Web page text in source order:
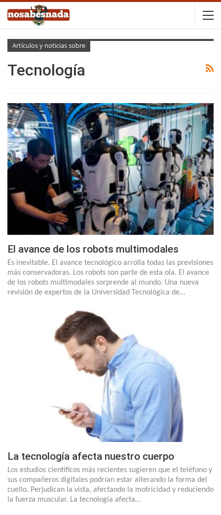
Artículos y noticias sobre
Tecnología
El avance de los robots multimodales
Es inevitable. El avance tecnológico arrolla todas las previsiones
más conservadoras. Los robots son parte de esta ola. El avance
de los robots multimodales sorprende al mundo. Una nueva
revisión de expertos de la Universidad Tecnológica de…
La tecnología afecta nuestro cuerpo
Los estudios científicos más recientes sugieren que el teléfono y
sus compañeros digitales podrían estar alterando la forma del
cuello. Perjudican la vista, afectando la motricidad y reduciendo
la fuerza muscular. La tecnología afecta…